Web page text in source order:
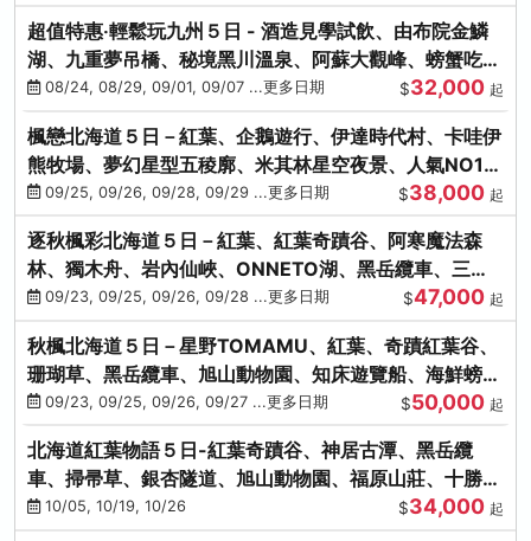
超值特惠‧輕鬆玩九州５日 - 酒造見學試飲、由布院金鱗
湖、九重夢吊橋、秘境黑川溫泉、阿蘇大觀峰、螃蟹吃到
飽08/24, 08/29, 09/01, 09/07 ...更多日期 $32,000 起
楓戀北海道５日－紅葉、企鵝遊行、伊達時代村、卡哇伊
熊牧場、夢幻星型五稜廓、米其林星空夜景、人氣NO1小
丑漢堡、洞爺花火
09/25, 09/26, 09/28, 09/29 ...更多日期 $38,000 起
逐秋楓彩北海道５日－紅葉、紅葉奇蹟谷、阿寒魔法森
林、獨木舟、岩內仙峽、ONNETO湖、黑岳纜車、三國
峠、豐平峽、螃蟹溫泉
09/23, 09/25, 09/26, 09/28 ...更多日期 $47,000 起
秋楓北海道５日－星野TOMAMU、紅葉、奇蹟紅葉谷、
珊瑚草、黑岳纜車、旭山動物園、知床遊覽船、海鮮螃蟹
和牛吃到飽
09/23, 09/25, 09/26, 09/27 ...更多日期 $50,000 起
北海道紅葉物語５日-紅葉奇蹟谷、神居古潭、黑岳纜
車、掃帚草、銀杏隧道、旭山動物園、福原山莊、十勝牧
場、冰的美術館
10/05, 10/19, 10/26 $34,000 起